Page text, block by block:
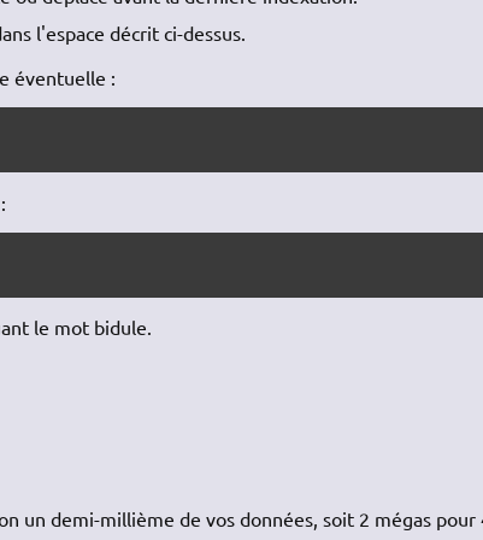
l'espace décrit ci-dessus.
éventuelle :
le mot bidule.
un demi-millième de vos données, soit 2 mégas pour